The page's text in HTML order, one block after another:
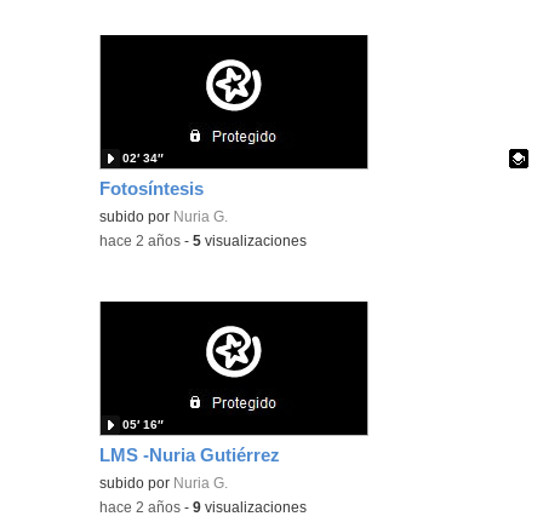
Fotosíntesis
Contenido educativo.
subido por Nuria G.
02′ 34″
-hace 2 años -5 visualizaciones
LMS -Nuria Gutiérrez
subido por Nuria G.
05′ 16″
-hace 2 años -9 visualizaciones